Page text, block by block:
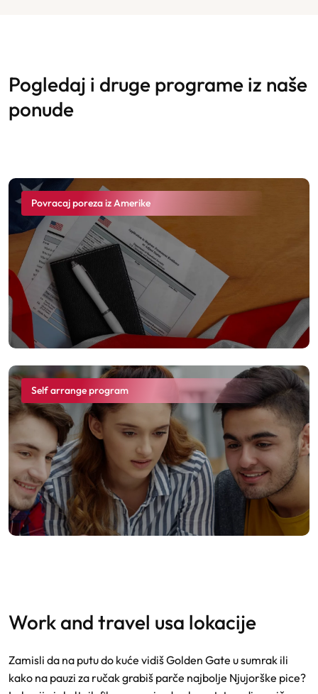
pogledaj i druge programe iz naše
ponude
Povracaj poreza iz Amerike
Self arrange program
work and travel usa lokacije
Zamisli da na putu do kuće vidiš Golden Gate u sumrak ili
kako na pauzi za ručak grabiš parče najbolje Njujorške pice?